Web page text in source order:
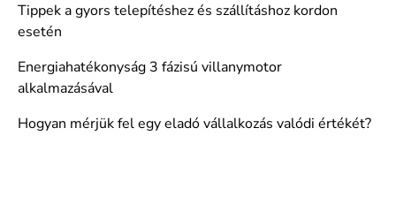
Tippek a gyors telepítéshez és szállításhoz kordon
esetén
Energiahatékonyság 3 fázisú villanymotor
alkalmazásával
Hogyan mérjük fel egy eladó vállalkozás valódi értékét?